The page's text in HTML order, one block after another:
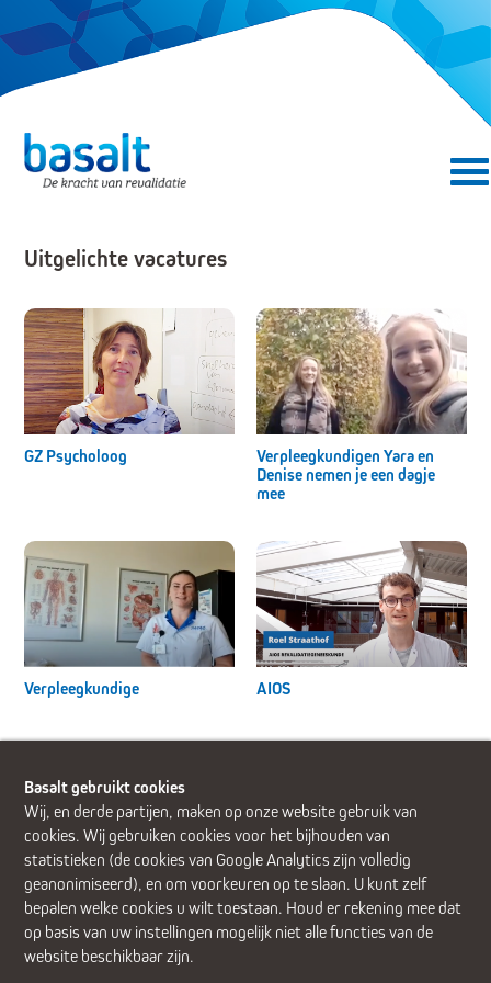
Direct naar de contentDirect naar de navigatie
Uitgelichte vacatures
GZ Psycholoog
Verpleegkundigen Yara en
Denise nemen je een dagje
mee
Verpleegkundige AIOS
Alphen aan den Rijn (Alrijne Ziekenhuis) Delft Den Haag
Leiden
Leiderdorp (Alrijne Ziekenhuis) Zoetermeer
Basalt gebruikt cookies
Wij, en derde partijen, maken op onze website gebruik van
cookies. Wij gebruiken cookies voor het bijhouden van
statistieken (de cookies van Google Analytics zijn volledig
geanonimiseerd), en om voorkeuren op te slaan. U kunt zelf
bepalen welke cookies u wilt toestaan. Houd er rekening mee dat
op basis van uw instellingen mogelijk niet alle functies van de
website beschikbaar zijn.